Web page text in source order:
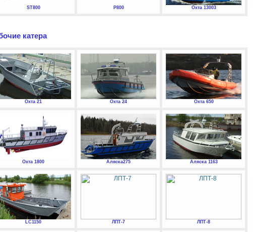
ST800 P800 Охта 13003
катера
Охта 21 Охта 24 Охта 650
Охта 1800 Аляска275 Аляска 1163
LC1150 ЛПТ-7 ЛПТ-8